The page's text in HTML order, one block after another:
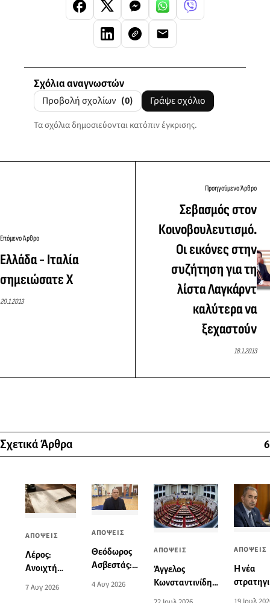
Σχόλια αναγνωστών
Προβολή σχολίων (0) Γράψε σχόλιο
Τα σχόλια δημοσιεύονται κατόπιν έγκρισης.
Επόμενο Άρθρο
Ελλάδα - Ιταλία
σημειώσατε Χ
20.1.2013
Προηγούμενο Άρθρο
Σεβασμός στον
Κοινοβουλευτισμό.
Οι εικόνες στην
συζήτηση για τη
λίστα Λαγκάρντ
καλύτερα να
ξεχαστούν
18.1.2013
Σχετικά Άρθρα 6
ΑΠΟΨΕΙΣ
Λέρος:
Ανοιχτή
σχετικά με
7 Αυγ 2026
ΑΠΟΨΕΙΣ
Θεόδωρος
Ασβεστάς:
τη ενώσει»
4 Αυγ 2026
ΑΠΟΨΕΙΣ
Άγγελος
Κωνσταντινίδης:
ΑΠΟΨΕΙΣ
Η νέα